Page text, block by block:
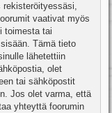
rekisteröityessäsi,
vaativat myös
toimesta tai
Tämä tieto
lähetettiin
olet
tai sähköpostit
Jos olet varma, että
yhteyttä foorumin